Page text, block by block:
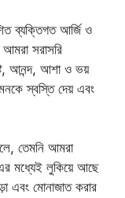
ব্যক্তিগত আর্জি ও
সরাসরি
আনন্দ, আশা ও ভয়
স্বস্তি দেয় এবং
তেমনি আমরা
মধ্যেই লুকিয়ে আছে
এবং মোনাজাত করার